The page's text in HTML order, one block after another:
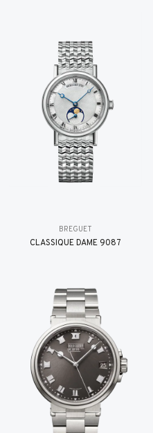
BREGUET
CLASSIQUE DAME 9087